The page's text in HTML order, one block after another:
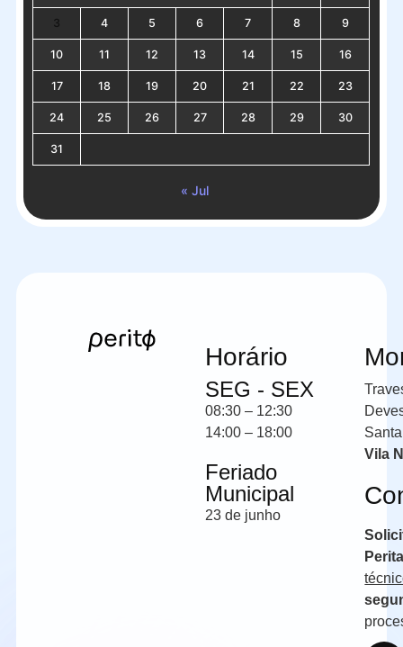
3 4 5 6 7 8 9
10 11 12 13 14 15 16
17 18 19 20 21 22 23
24 25 26 27 28 29 30
31
« Jul
Horário
SEG - SEX
08:30 – 12:30
14:00 – 18:00
Feriado
Municipal
23 de junho
Vila